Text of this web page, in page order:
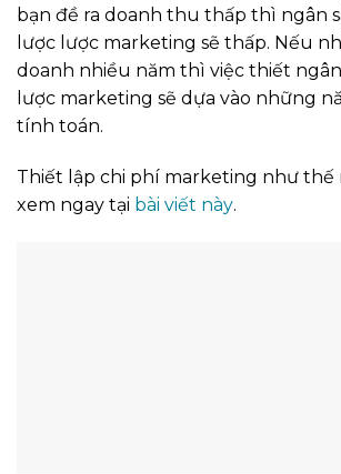
bạn đề ra doanh thu thấp thì ngân
lược lược marketing sẽ thấp. Nếu
doanh nhiều năm thì việc thiết
lược marketing sẽ dựa vào những
tính toán.
Thiết lập chi phí marketing như thế
xem ngay tại bài viết này.